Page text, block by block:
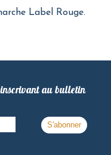
Label Rouge.
inscrivant au bulletin
S'abonner